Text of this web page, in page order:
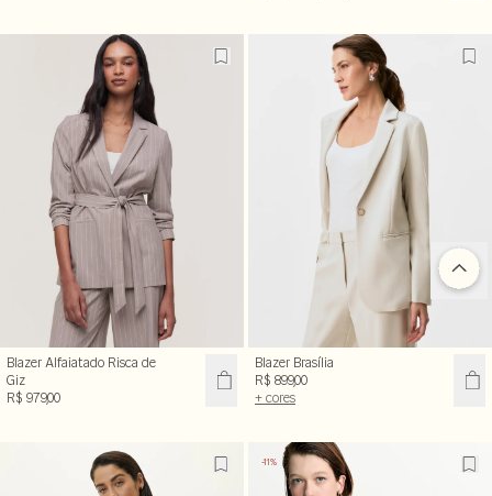
Blazer Alfaiatado Risca de
Giz
R$ 979,00
Blazer Brasília
R$ 899,00
+ cores
-11%